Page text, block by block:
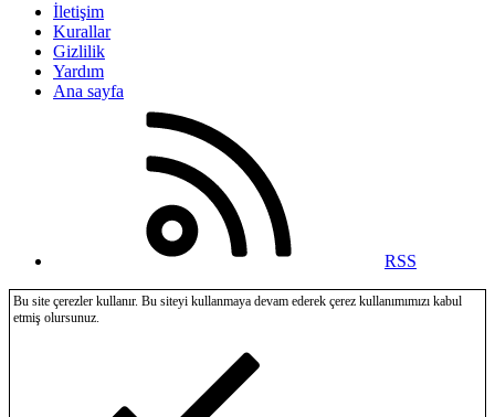
İletişim
Kurallar
Gizlilik
Yardım
Ana sayfa
RSS
Bu site çerezler kullanır. Bu siteyi kullanmaya devam ederek çerez kullanımımızı kabul
etmiş olursunuz.